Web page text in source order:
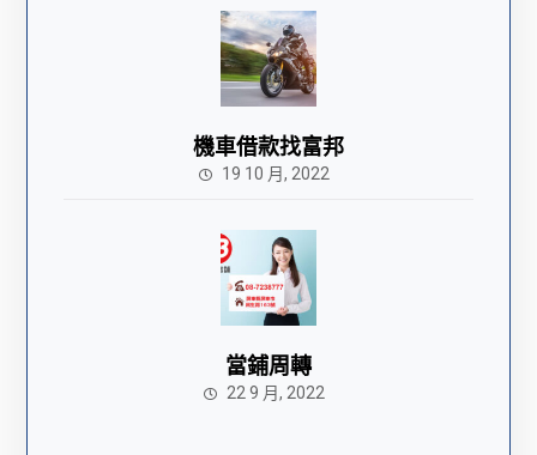
機車借款找富邦
19 10 月, 2022
當鋪周轉
22 9 月, 2022